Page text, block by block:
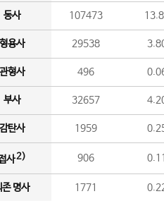
동사 107473
용사 29538
형사 496
부사 32657
탄사 1959
사2) 906
존 명사 1771